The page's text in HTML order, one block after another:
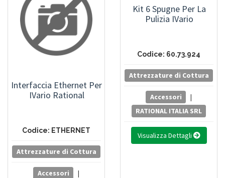
Interfaccia Ethernet Per
IVario Rational
Codice: ETHERNET
Attrezzature di Cottura
Accessori
|
Kit 6 Spugne Per La
Pulizia IVario
Codice: 60.73.924
Attrezzature di Cottura
Accessori
|
RATIONAL ITALIA SRL
Visualizza Dettagli